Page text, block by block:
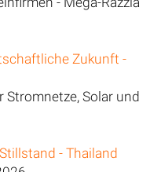
Zukunft -
Stromnetze, Solar und
- Thailand